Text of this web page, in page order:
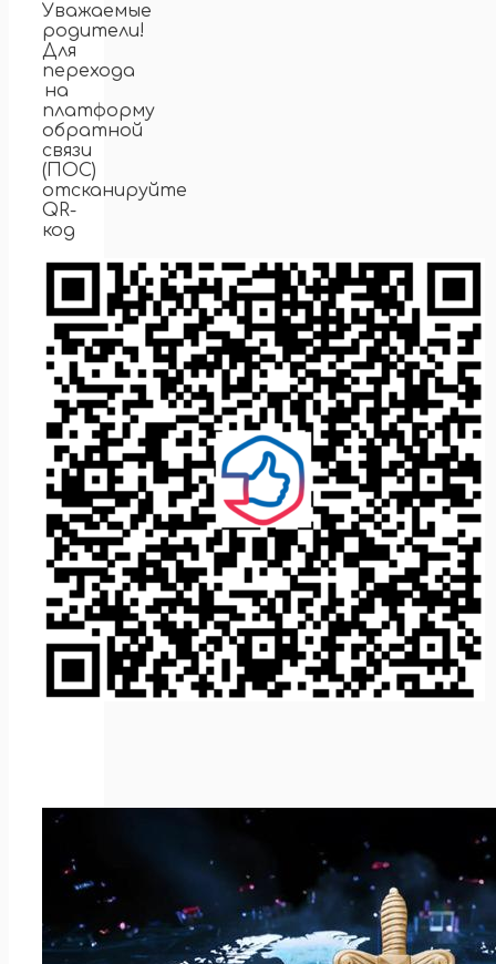
Уважаемые
родители!
Для
перехода
на
платформу
обратной
связи
(ПОС)
отсканируйте
QR-
код